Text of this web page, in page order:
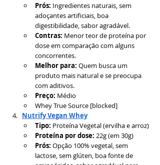
Prós: Ingredientes naturais, sem
adoçantes artificiais, boa
digestibilidade, sabor agradável.
Contras: Menor teor de proteína por
dose em comparação com alguns
concorrentes.
Melhor para: Quem busca um
produto mais natural e se preocupa
com aditivos.
Preço: Médio
Whey True Source [blocked]
Nutrify Vegan Whey
Tipo: Proteína Vegetal (ervilha e arroz)
Proteína por dose: 22g (em 30g)
Prós: Opção 100% vegetal, sem
lactose, sem glúten, boa fonte de